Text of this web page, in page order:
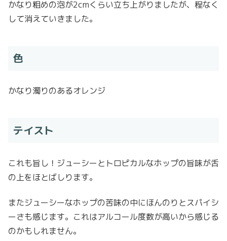
かなり粗めの泡が2cmくらい立ち上がりましたが、程なく
して消えていきました。
色
かなり濁りのあるオレンジ
テイスト
これも旨し！ジューシーとトロピカルなホップの旨味が舌
の上をほとばしります。
またジューシーなホップの苦味の中にほんのりとスパイシ
ーさも感じます。これはアルコール度数が高いから感じる
のかもしれません。